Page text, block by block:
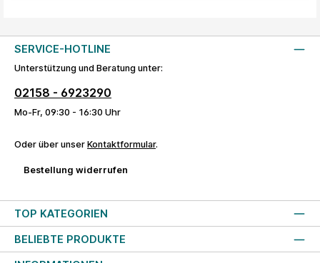
SERVICE-HOTLINE
Unterstützung und Beratung unter:
02158 - 6923290
Mo-Fr, 09:30 - 16:30 Uhr
Oder über unser Kontaktformular.
Bestellung widerrufen
TOP KATEGORIEN
BELIEBTE PRODUKTE